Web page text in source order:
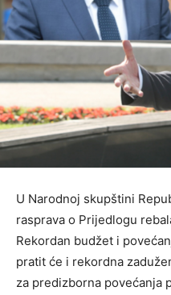
U Narodnoj skupštini
rasprava o Prijedlogu
Rekordan budžet i
pratit će i rekordna
za predizborna povećanja